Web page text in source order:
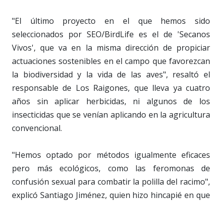
"El último proyecto en el que hemos sido
seleccionados por SEO/BirdLife es el de 'Secanos
Vivos', que va en la misma dirección de propiciar
actuaciones sostenibles en el campo que favorezcan
la biodiversidad y la vida de las aves", resaltó el
responsable de Los Raigones, que lleva ya cuatro
años sin aplicar herbicidas, ni algunos de los
insecticidas que se venían aplicando en la agricultura
convencional.
"Hemos optado por métodos igualmente eficaces
pero más ecológicos, como las feromonas de
confusión sexual para combatir la polilla del racimo",
explicó Santiago Jiménez, quien hizo hincapié en que